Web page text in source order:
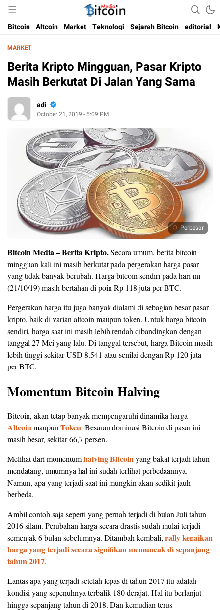
Bitcoin Media Indonesia
Media Bitcoin dan Cryptocurrency, dan Blockchain di Indonesia
Bitcoin Altcoin Market Teknologi Sejarah Bitcoin editorial
MARKET
Berita Kripto Mingguan, Pasar Kripto
Masih Berkutat Di Jalan Yang Sama
adi
October 21, 2019 - 5:09 PM
Perbesar
Bitcoin Media – Berita Kripto.Secara umum, berita bitcoin
mingguan kali ini masih berkutat pada pergerakan harga pasar
yang tidak banyak berubah. Harga bitcoin sendiri pada hari ini
(21/10/19) masih bertahan di poin Rp 118 juta per BTC.
Pergerakan harga itu juga banyak dialami di sebagian besar pasar
kripto, baik di varian altcoin maupun token. Untuk harga bitcoin
sendiri, harga saat ini masih lebih rendah dibandingkan dengan
tanggal 27 Mei yang lalu. Di tanggal tersebut, harga Bitcoin masih
lebih tinggi sekitar USD 8.541 atau senilai dengan Rp 120 juta
per BTC.
Momentum Bitcoin Halving
Bitcoin, akan tetap banyak mempengaruhi dinamika harga
Altcoin maupun Token. Besaran dominasi Bitcoin di pasar ini
masih besar, sekitar 66,7 persen.
Melihat dari momentumhalving Bitcoin yang bakal terjadi tahun
mendatang, umumnya hal ini sudah terlihat perbedaannya.
Namun, apa yang terjadi saat ini mungkin akan sedikit jauh
berbeda.
Ambil contoh saja seperti yang pernah terjadi di bulan Juli tahun
2016 silam. Perubahan harga secara drastis sudah mulai terjadi
semenjak 6 bulan sebelumnya. Ditambah kembali, rally kenaikan
harga yang terjadi secara signifikan memuncak di sepanjang
tahun 2017.
Lantas apa yang terjadi setelah lepas di tahun 2017 itu adalah
kondisi yang sepenuhnya terbalik 180 derajat. Hal itu berlanjut
hingga sepanjang tahun di 2018. Dan kemudian terus